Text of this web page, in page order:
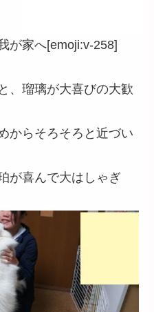
が家へ[emoji:v-258]
、瑠璃が大喜びの大歓
からそろそろと近づい
が喜んで大はしゃぎ